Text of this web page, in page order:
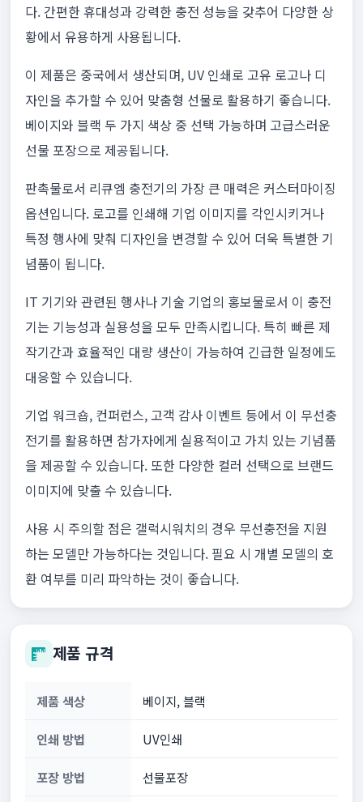
다. 간편한 휴대성과 강력한 충전 성능을 갖추어 다양한 상
황에서 유용하게 사용됩니다.
이 제품은 중국에서 생산되며, UV 인쇄로 고유 로고나 디
자인을 추가할 수 있어 맞춤형 선물로 활용하기 좋습니다.
베이지와 블랙 두 가지 색상 중 선택 가능하며 고급스러운
선물 포장으로 제공됩니다.
판촉물로서 리큐엠 충전기의 가장 큰 매력은 커스터마이징
옵션입니다. 로고를 인쇄해 기업 이미지를 각인시키거나
특정 행사에 맞춰 디자인을 변경할 수 있어 더욱 특별한 기
념품이 됩니다.
IT 기기와 관련된 행사나 기술 기업의 홍보물로서 이 충전
기는 기능성과 실용성을 모두 만족시킵니다. 특히 빠른 제
작기간과 효율적인 대량 생산이 가능하여 긴급한 일정에도
대응할 수 있습니다.
기업 워크숍, 컨퍼런스, 고객 감사 이벤트 등에서 이 무선충
전기를 활용하면 참가자에게 실용적이고 가치 있는 기념품
을 제공할 수 있습니다. 또한 다양한 컬러 선택으로 브랜드
이미지에 맞출 수 있습니다.
사용 시 주의할 점은 갤럭시워치의 경우 무선충전을 지원
하는 모델만 가능하다는 것입니다. 필요 시 개별 모델의 호
환 여부를 미리 파악하는 것이 좋습니다.
제품 규격
제품 색상 베이지, 블랙
인쇄 방법 UV인쇄
포장 방법 선물포장